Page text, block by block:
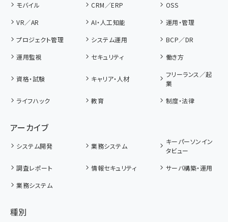
モバイル
CRM／ERP
OSS
VR／AR
AI・人工知能
運用・管理
プロジェクト管理
システム運用
BCP／DR
運用監視
セキュリティ 働き方
資格・試験 キャリア・人材
フリーランス／起
業
ライフハック
教育 制度・法律
アーカイブ
システム開発 業務システム
キーパーソンイン
タビュー
調査レポート
情報セキュリティ
サーバ構築・運用
業務システム
種別